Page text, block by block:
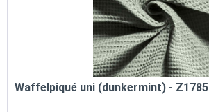
Waffelpiqué uni (dunkermint) - Z1785